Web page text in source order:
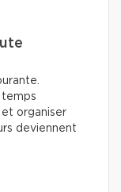
temps
organiser
deviennent